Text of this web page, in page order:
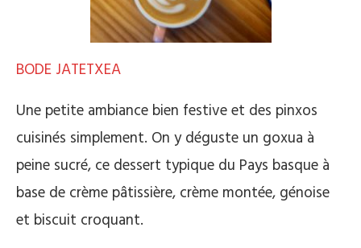
BODE JATETXEA
Une petite ambiance bien festive et des pinxos
cuisinés simplement. On y déguste un goxua à
peine sucré, ce dessert typique du Pays basque à
base de crème pâtissière, crème montée, génoise
et biscuit croquant.